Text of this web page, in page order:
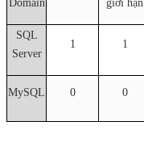
Domain
giới hạn
SQL
Server
1 1
MySQL 0 0